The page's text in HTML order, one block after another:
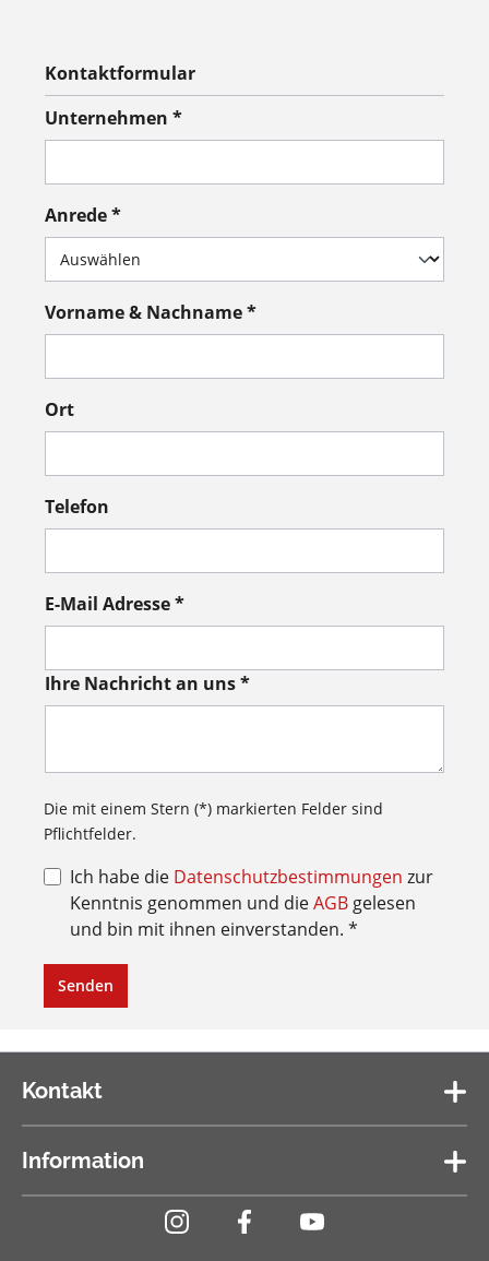
Kontaktformular
Unternehmen *
Anrede *
Vorname & Nachname *
Ort
Telefon
E-Mail Adresse *
Ihre Nachricht an uns *
Die mit einem Stern (*) markierten Felder sind
Pflichtfelder.
Ich habe die Datenschutzbestimmungen zur
Kenntnis genommen und dieAGB gelesen
und bin mit ihnen einverstanden. *
Senden
Kontakt
Information